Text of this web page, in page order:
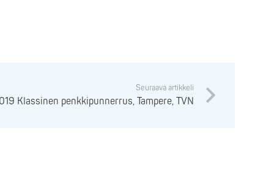
Seuraava artikkeli
Klassinen penkkipunnerrus, Tampere, TVN